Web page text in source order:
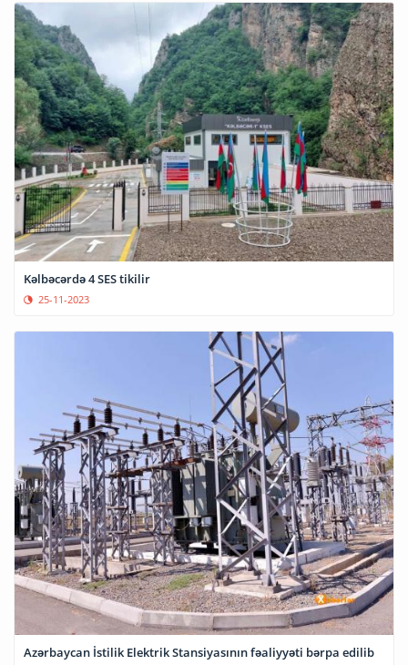
Kəlbəcərdə 4 SES tikilir
25-11-2023
Azərbaycan İstilik Elektrik Stansiyasının fəaliyyəti bərpa edilib